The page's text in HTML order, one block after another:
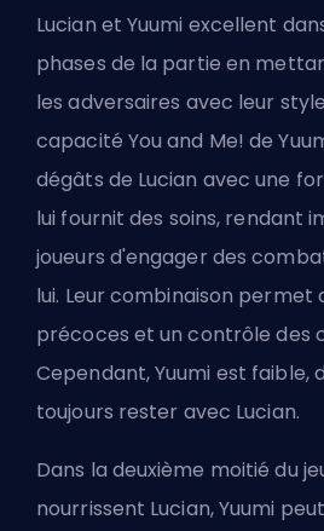
Lucian et Yuumi excellent
phases de la partie en
les adversaires avec leur
capacité You and Me! de
dégâts de Lucian avec une
lui fournit des soins, rendant
joueurs d'engager des
lui. Leur combinaison permet
précoces et un contrôle des
Cependant, Yuumi est faible,
toujours rester avec Lucian.
Dans la deuxième moitié du
nourrissent Lucian, Yuumi